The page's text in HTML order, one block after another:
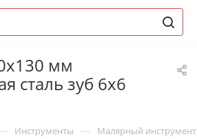
мм
сталь зуб 6х6
Инструменты — Малярный инструмент